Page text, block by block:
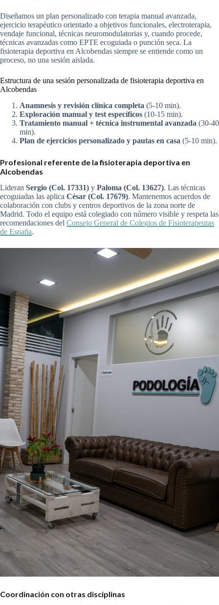
Diseñamos un plan personalizado con terapia manual avanzada,
ejercicio terapéutico orientado a objetivos funcionales, electroterapia,
vendaje funcional, técnicas neuromodulatorias y, cuando procede,
técnicas avanzadas como EPTE ecoguiada o punción seca. La
fisioterapia deportiva en Alcobendas siempre se entiende como un
proceso, no una sesión aislada.
Estructura de una sesión personalizada de fisioterapia deportiva en
Alcobendas
Anamnesis y revisión clínica completa (5-10 min).
Exploración manual y test específicos (10-15 min).
Tratamiento manual + técnica instrumental avanzada (30-40
min).
Plan de ejercicios personalizado y pautas en casa (5-10 min).
Profesional referente de la fisioterapia deportiva en
Alcobendas
Lideran Sergio (Col. 17331) y Paloma (Col. 13627). Las técnicas
ecoguiadas las aplica César (Col. 17679). Mantenemos acuerdos de
colaboración con clubs y centros deportivos de la zona norte de
Madrid. Todo el equipo está colegiado con número visible y respeta las
recomendaciones del Consejo General de Colegios de Fisioterapeutas
de España.
Coordinación con otras disciplinas